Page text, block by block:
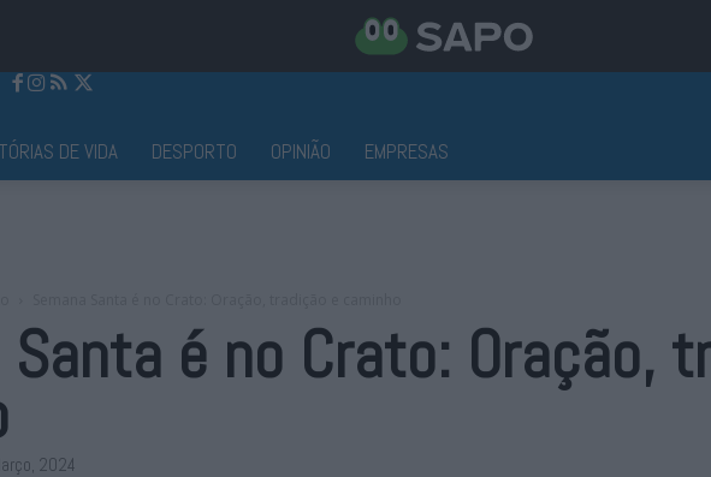
DE VIDA DESPORTO OPINIÃO EMPRESAS
Santa é no Crato: Oração,
2024